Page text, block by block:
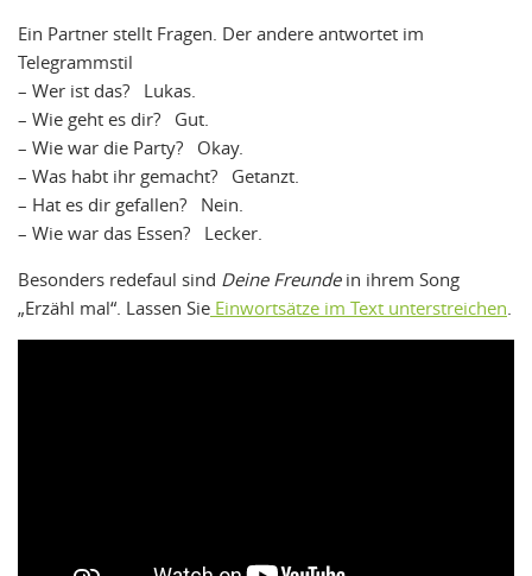
Ein Partner stellt Fragen. Der andere antwortet im
Telegrammstil
– Wer ist das? Lukas.
– Wie geht es dir? Gut.
– Wie war die Party? Okay.
– Was habt ihr gemacht? Getanzt.
– Hat es dir gefallen? Nein.
– Wie war das Essen? Lecker.
Besonders redefaul sind Deine Freundein ihrem Song
„Erzähl mal“. Lassen Sie Einwortsätze im Text unterstreichen